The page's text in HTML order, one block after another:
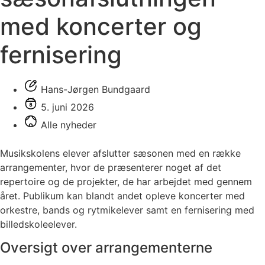
med koncerter og
fernisering
Hans-Jørgen Bundgaard
5. juni 2026
Alle nyheder
Musikskolens elever afslutter sæsonen med en række
arrangementer, hvor de præsenterer noget af det
repertoire og de projekter, de har arbejdet med gennem
året. Publikum kan blandt andet opleve koncerter med
orkestre, bands og rytmikelever samt en fernisering med
billedskoleelever.
Oversigt over arrangementerne